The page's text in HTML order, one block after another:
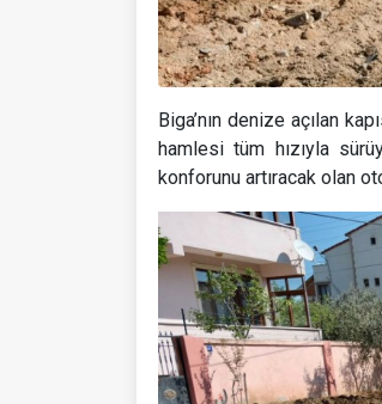
Biga’nın denize açılan
hamlesi tüm hızıyla
konforunu artıracak olan